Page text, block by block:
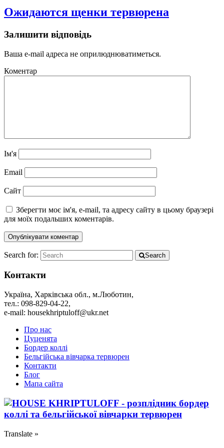
Ожидаются щенки тервюрена
Залишити відповідь
Ваша e-mail адреса не оприлюднюватиметься.
Коментар
Ім'я
Email
Сайт
Зберегти моє ім'я, e-mail, та адресу сайту в цьому браузері
для моїх подальших коментарів.
Search for: Search
Контакти
Україна, Харківська обл., м.Люботин,
тел.: 098-829-04-22,
e-mail: housekhriptuloff@ukr.net
Про нас
Цуценята
Бордер коллі
Бельгійська вівчарка тервюрен
Контакти
Блог
Мапа сайта
Translate »